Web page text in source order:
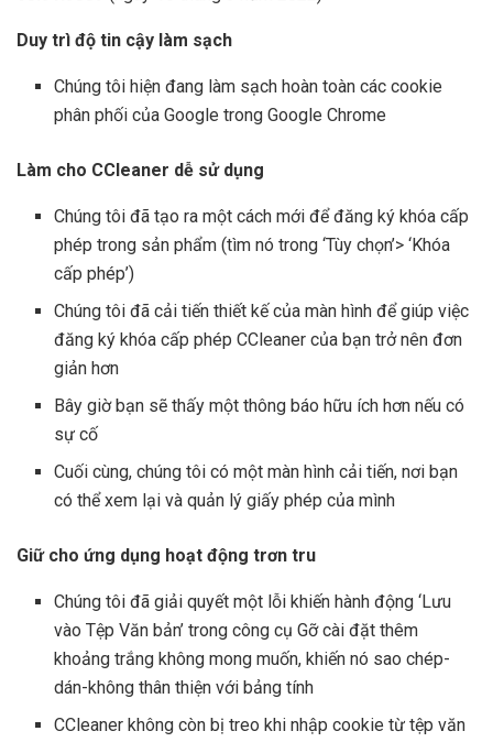
Duy trì độ tin cậy làm sạch
Chúng tôi hiện đang làm sạch hoàn toàn các cookie
phân phối của Google trong Google Chrome
Làm cho CCleaner dễ sử dụng
Chúng tôi đã tạo ra một cách mới để đăng ký khóa cấp
phép trong sản phẩm (tìm nó trong ‘Tùy chọn’> ‘Khóa
cấp phép’)
Chúng tôi đã cải tiến thiết kế của màn hình để giúp việc
đăng ký khóa cấp phép CCleaner của bạn trở nên đơn
giản hơn
Bây giờ bạn sẽ thấy một thông báo hữu ích hơn nếu có
sự cố
Cuối cùng, chúng tôi có một màn hình cải tiến, nơi bạn
có thể xem lại và quản lý giấy phép của mình
Giữ cho ứng dụng hoạt động trơn tru
Chúng tôi đã giải quyết một lỗi khiến hành động ‘Lưu
vào Tệp Văn bản’ trong công cụ Gỡ cài đặt thêm
khoảng trắng không mong muốn, khiến nó sao chép-
dán-không thân thiện với bảng tính
CCleaner không còn bị treo khi nhập cookie từ tệp văn